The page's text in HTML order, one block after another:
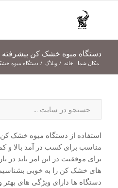
دستگاه میوه خشک کن پیشرفته
مکان شما: خانه / وبلاگ / دستگاه میوه
استفاده از دستگاه میوه خشک کن
مناسب برای کسب در آمد بالا و
برای موفقیت در این امر باید در
های خشک کن را به خوبی بشناسیم
دستگاه ها دارای ویژگی های بهتر